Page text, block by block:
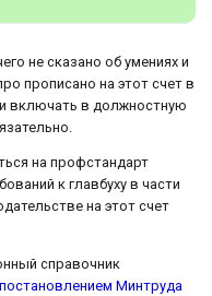
не сказано об умениях и
прописано на этот счет в
и включать в должностную
на профстандарт
к главбуху в части
на этот счет
справочник
постановлением Минтруда